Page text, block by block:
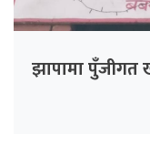
झापामा पुँजीगत